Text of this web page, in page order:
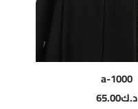
a-1000
د.ك65.00